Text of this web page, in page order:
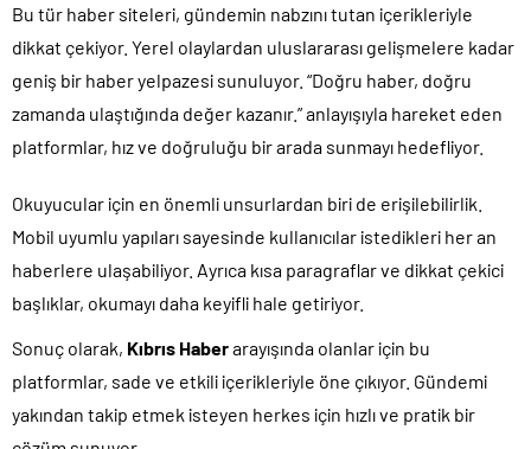
Bu tür haber siteleri, gündemin nabzını tutan içerikleriyle
dikkat çekiyor. Yerel olaylardan uluslararası gelişmelere kadar
geniş bir haber yelpazesi sunuluyor. “Doğru haber, doğru
zamanda ulaştığında değer kazanır.” anlayışıyla hareket eden
platformlar, hız ve doğruluğu bir arada sunmayı hedefliyor.
Okuyucular için en önemli unsurlardan biri de erişilebilirlik.
Mobil uyumlu yapıları sayesinde kullanıcılar istedikleri her an
haberlere ulaşabiliyor. Ayrıca kısa paragraflar ve dikkat çekici
başlıklar, okumayı daha keyifli hale getiriyor.
Sonuç olarak, Kıbrıs Haberarayışında olanlar için bu
platformlar, sade ve etkili içerikleriyle öne çıkıyor. Gündemi
yakından takip etmek isteyen herkes için hızlı ve pratik bir